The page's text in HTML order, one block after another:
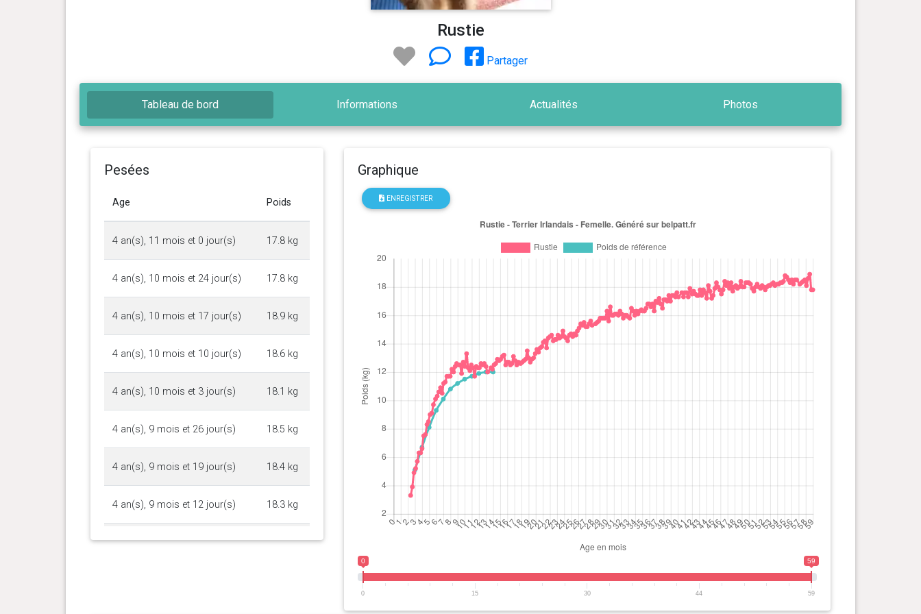
Rustie
Partager
Tableau de bord Informations Actualités Photos
Pesées
Age Poids
4 an(s), 11 mois et 0 jour(s) 17.8 kg
4 an(s), 10 mois et 24 jour(s) 17.8 kg
4 an(s), 10 mois et 17 jour(s) 18.9 kg
4 an(s), 10 mois et 10 jour(s) 18.6 kg
4 an(s), 10 mois et 3 jour(s) 18.1 kg
4 an(s), 9 mois et 26 jour(s) 18.5 kg
4 an(s), 9 mois et 19 jour(s) 18.4 kg
4 an(s), 9 mois et 12 jour(s) 18.3 kg
4 an(s), 9 mois et 5 jour(s) 18.2 kg
Graphique
ENREGISTRER
0 59
0 15 30 44 59